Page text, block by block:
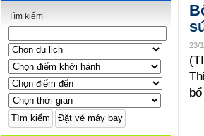
Tìm kiếm
23/